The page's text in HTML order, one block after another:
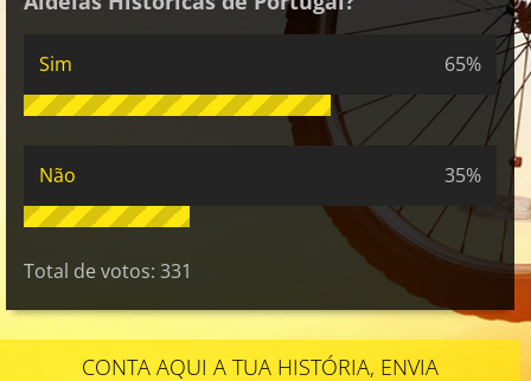
Sim 65%
Não 35%
Total de votos: 331
CONTA AQUI A TUA HISTÓRIA, ENVIA